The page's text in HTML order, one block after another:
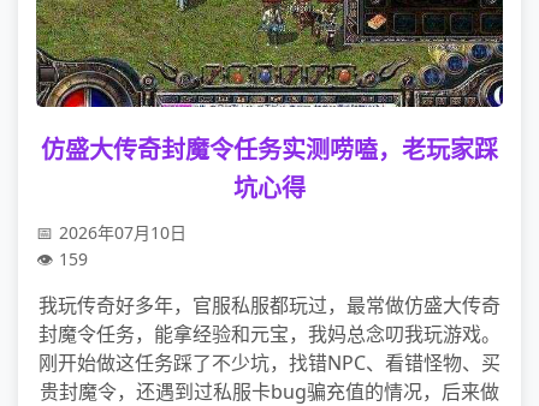
仿盛大传奇封魔令任务实测唠嗑，老玩家踩
坑心得
2026年07月10日
159
我玩传奇好多年，官服私服都玩过，最常做仿盛大传奇
封魔令任务，能拿经验和元宝，我妈总念叨我玩游戏。
刚开始做这任务踩了不少坑，找错NPC、看错怪物、买
贵封魔令，还遇到过私服卡bug骗充值的情况，后来做